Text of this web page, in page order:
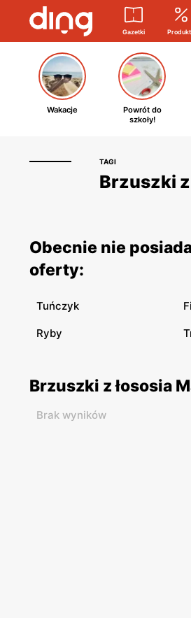
Gazetki
Wakacje
Powrót do
szkoły!
TAGI
Brzuszki
Obecnie nie
oferty:
Tuńczyk
Ryby
Brzuszki z łososia
Brak wyników